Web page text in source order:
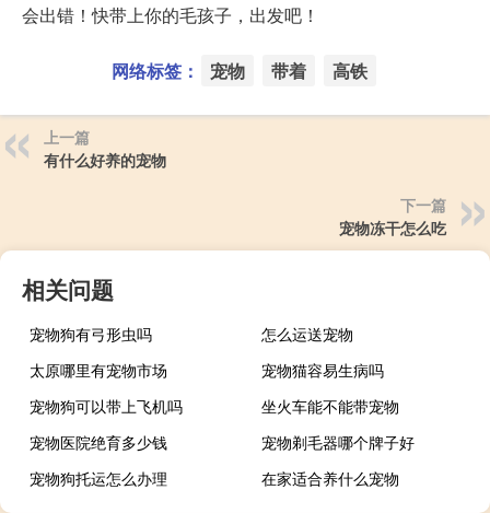
会出错！快带上你的毛孩子，出发吧！
网络标签： 宠物 带着 高铁
上一篇
有什么好养的宠物
下一篇
宠物冻干怎么吃
相关问题
宠物狗有弓形虫吗
怎么运送宠物
太原哪里有宠物市场
宠物猫容易生病吗
宠物狗可以带上飞机吗
坐火车能不能带宠物
宠物医院绝育多少钱
宠物剃毛器哪个牌子好
宠物狗托运怎么办理
在家适合养什么宠物